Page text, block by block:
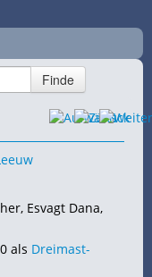
Esvagt Dana,
als Dreimast-